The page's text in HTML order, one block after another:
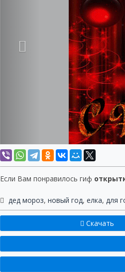
Если Вам понравилось гиф
дед мороз, новый год, елка, для
Скачать